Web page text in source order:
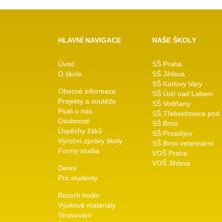
HLAVNÍ NAVIGACE
Úvod
O škole
Obecné informace
Projekty a soutěže
Psali o nás
Osobnosti
Úspěchy žáků
Výroční zprávy školy
Formy studia
Denní
Pro studenty
Rozvrh hodin
Výukové materiály
Stravování
NAŠE ŠKOLY
SŠ Praha
SŠ Jihlava
SŠ Karlovy Vary
SŠ Ústí nad Labem
SŠ Vodňany
SŠ Třebechovice pod
SŠ Brno
SŠ Prostějov
SŠ Brno veterinární
VOŠ Praha
VOŠ Jihlava